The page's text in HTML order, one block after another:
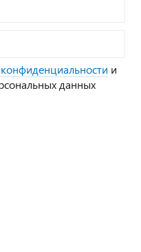
и
данных